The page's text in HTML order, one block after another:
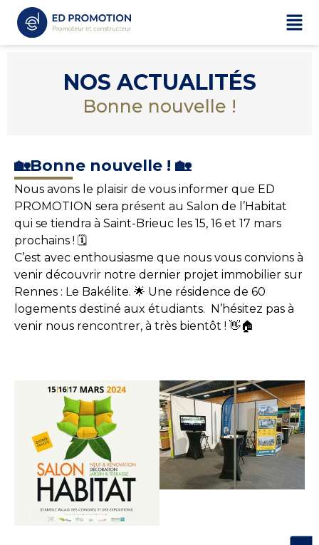
NOS ACTUALITÉS
Bonne nouvelle !
🏡Bonne nouvelle ! 🏡
Nous avons le plaisir de vous informer que ED
PROMOTION sera présent au Salon de l’Habitat
qui se tiendra à Saint-Brieuc les 15, 16 et 17 mars
prochains ! 🗓️
C’est avec enthousiasme que nous vous convions à
venir découvrir notre dernier projet immobilier sur
Rennes : Le Bakélite. 🌟 Une résidence de 60
logements destiné aux étudiants. N’hésitez pas à
venir nous rencontrer, à très bientôt ! 👋🏠